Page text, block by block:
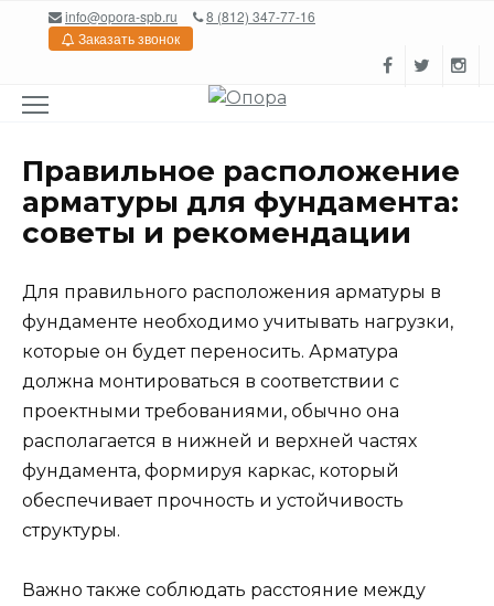
Перейтиinfo@opora-spb.ru
8 (812) 347-77-16
Заказать звонок
Правильное расположение
арматуры для фундамента:
советы и рекомендации
Для правильного расположения арматуры в
фундаменте необходимо учитывать нагрузки,
которые он будет переносить. Арматура
должна монтироваться в соответствии с
проектными требованиями, обычно она
располагается в нижней и верхней частях
фундамента, формируя каркас, который
обеспечивает прочность и устойчивость
структуры.
Важно также соблюдать расстояние между